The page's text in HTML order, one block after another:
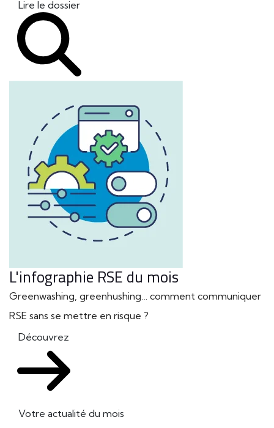
Lire le dossier
L'infographie RSE du mois
Greenwashing, greenhushing… comment communiquer
RSE sans se mettre en risque ?
Découvrez
Votre actualité du mois